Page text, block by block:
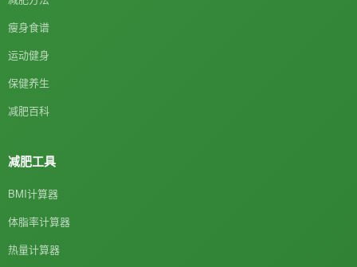
瘦身食谱
运动健身
保健养生
减肥百科
减肥工具
BMI计算器
体脂率计算器
热量计算器